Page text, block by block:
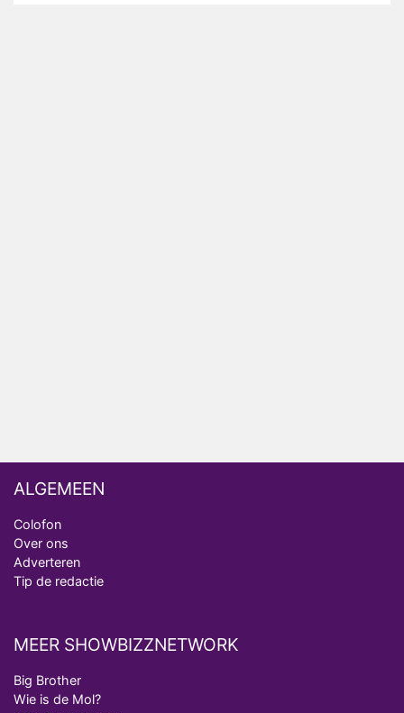
ALGEMEEN
Colofon
Over ons
Adverteren
Tip de redactie
MEER SHOWBIZZNETWORK
Big Brother
Wie is de Mol?